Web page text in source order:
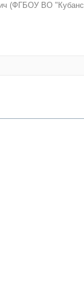
(ФГБОУ ВО